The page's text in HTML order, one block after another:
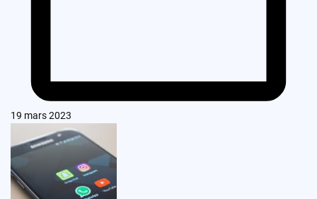
19 mars 2023